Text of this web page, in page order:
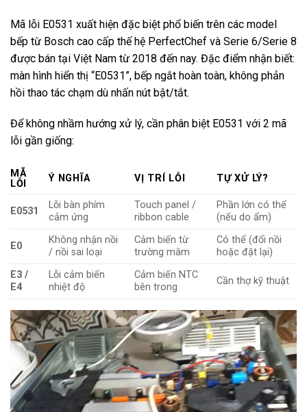
Mã lỗi E0531 xuất hiện đặc biệt phổ biến trên các model
bếp từ Bosch cao cấp thế hệ PerfectChef và Serie 6/Serie 8
được bán tại Việt Nam từ 2018 đến nay. Đặc điểm nhận biết:
màn hình hiển thị “E0531”, bếp ngắt hoàn toàn, không phản
hồi thao tác chạm dù nhấn nút bật/tắt.
Để không nhầm hướng xử lý, cần phân biệt E0531 với 2 mã
lỗi gần giống:
MÃ
LỖI
Ý NGHĨA VỊ TRÍ LỖI TỰ XỬ LÝ?
E0531
Lỗi bàn phím
cảm ứng
Touch panel /
ribbon cable
Phần lớn có thể
(nếu do ẩm)
E0
Không nhận nồi
/ nồi sai loại
Cảm biến từ
trường mâm
Có thể (đổi nồi
hoặc đặt lại)
E3 /
E4
Lỗi cảm biến
nhiệt độ
Cảm biến NTC
bên trong
Cần thợ kỹ thuật